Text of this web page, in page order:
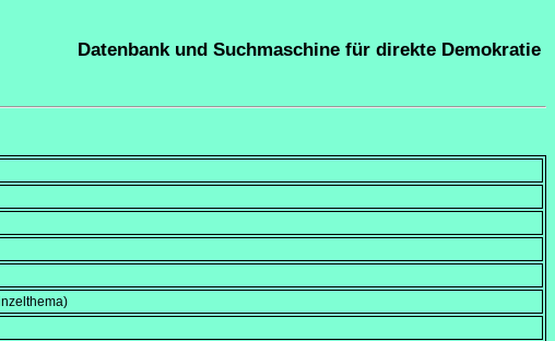
Datenbank und Suchmaschine für direkte Demokratie